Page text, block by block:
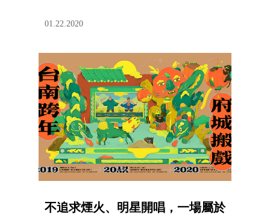
01.22.2020
不追求煙火、明星開唱，一場屬於